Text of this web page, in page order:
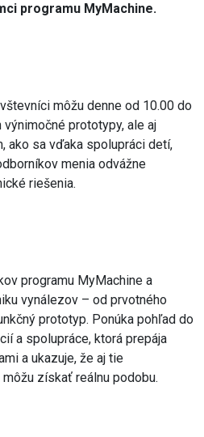
programu MyMachine.
môžu denne od 10.00 do
prototypy, ale aj
ako sa vďaka spolupráci detí,
menia odvážne
riešenia.
programu MyMachine a
vynálezov – od prvotného
prototyp. Ponúka pohľad do
a spolupráce, ktorá prepája
a ukazuje, že aj tie
získať reálnu podobu.